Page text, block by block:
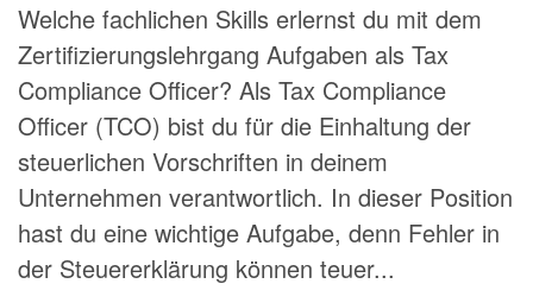
Welche fachlichen Skills erlernst du mit dem
Zertifizierungslehrgang Aufgaben als Tax
Compliance Officer? Als Tax Compliance
Officer (TCO) bist du für die Einhaltung der
steuerlichen Vorschriften in deinem
Unternehmen verantwortlich. In dieser Position
hast du eine wichtige Aufgabe, denn Fehler in
der Steuererklärung können teuer...